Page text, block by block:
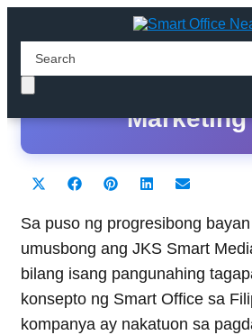
JKS Smart
Share
T
w
i
t
e
)
Share
c
e
b
o
k
Share
n
t
e
e
s
Share
n
k
e
I
n
Share
a
i
l
Sa puso ng progresibong
umusbong ang JKS Smart
bilang isang pangunahing
konsepto ng Smart Office sa
kompanya ay nakatuon sa